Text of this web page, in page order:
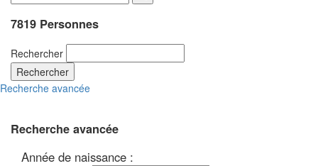
7819 Personnes
Rechercher
Rechercher
Recherche avancée
Recherche avancée
Année de naissance :